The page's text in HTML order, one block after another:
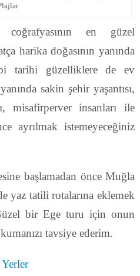
en güzel
harika doğasının yanında
tarihi güzelliklere de ev
sakin şehir yaşantısı,
misafirperver insanları ile
ayrılmak istemeyeceğiniz
başlamadan önce Muğla
yaz tatili rotalarına eklemek
bir Ege turu için onun
tavsiye ederim.